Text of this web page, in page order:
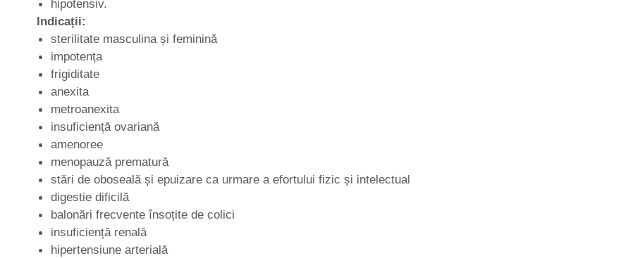
hipotensiv.
Indicații:
sterilitate masculina și feminină
impotența
frigiditate
anexita
metroanexita
insuficiență ovariană
amenoree
menopauză prematură
stări de oboseală și epuizare ca urmare a efortului fizic și intelectual
digestie dificilă
balonări frecvente însoțite de colici
insuficiență renală
hipertensiune arterială